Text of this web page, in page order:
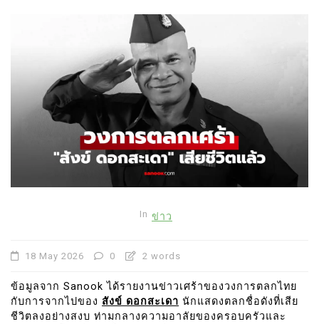
In ข่าว
18 May 2026 0 2 words
ข้อมูลจาก Sanook ได้รายงานข่าวเศร้าของวงการตลกไทย
กับการจากไปของ สังข์ ดอกสะเดา นักแสดงตลกชื่อดังที่เสีย
ชีวิตลงอย่างสงบ ท่ามกลางความอาลัยของครอบครัวและ